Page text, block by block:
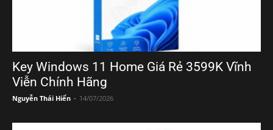
Key Windows 11 Home Giá Rẻ 3599K Vĩnh
Viễn Chính Hãng
Nguyễn Thái Hiển - 14/07/2026